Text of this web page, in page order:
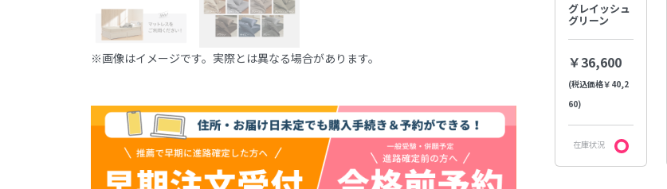
※画像はイメージです。実際とは異なる場合があります。
グレイッシュ
グリーン
￥36,600
(税込価格￥40,2
60)
在庫状況